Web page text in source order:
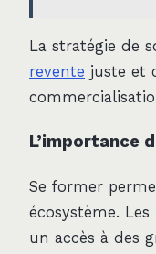
La stratégie de
revente juste et
L’importance
Se former
écosystème.
un accès à des